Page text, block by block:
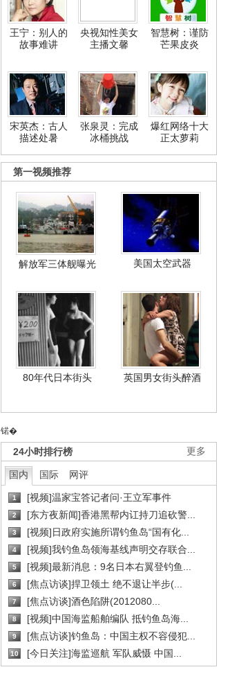
王宁：别人的
故事难讲
央视知性美女
主播文馨
智慧树：谨防
芒果皮炎
宋英杰：古人
描述处暑
张泉灵：完成
冰桶挑战
爆红网络十大
正太萝莉
第一视频推荐
解放军三体舰曝光 美国太空武器
80年代日本街头 英国男女街头醉酒
锘�
更多
24小时排行榜
国内 国际 网评
1 [视频]温家宝答记者问·王立军事件
2 [东方夜新闻]香港黑帮内讧持刀追砍警...
3 [视频]日政府实施所谓钓鱼岛“国有化...
4 [视频]我钓鱼岛领海基线声明交存联合...
5 [视频]最新消息：9名日本右翼登钓鱼...
6 [焦点访谈]捍卫领土 绝不退让半步(...
7 [焦点访谈]酒色陷阱(2012080...
8 [视频]中国海监船舶编队 抵钓鱼岛海...
9 [焦点访谈]钓鱼岛：中国主权不容侵犯...
10 [今日关注]海监巡航 军队威慑 中国...